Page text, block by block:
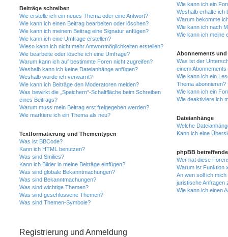
Beiträge schreiben
Wie erstelle ich ein neues Thema oder eine Antwort?
Wie kann ich einen Beitrag bearbeiten oder löschen?
Wie kann ich meinem Beitrag eine Signatur anfügen?
Wie kann ich eine Umfrage erstellen?
Wieso kann ich nicht mehr Antwortmöglichkeiten erstellen?
Wie bearbeite oder lösche ich eine Umfrage?
Warum kann ich auf bestimmte Foren nicht zugreifen?
Weshalb kann ich keine Dateianhänge anfügen?
Weshalb wurde ich verwarnt?
Wie kann ich Beiträge den Moderatoren melden?
Was bewirkt die „Speichern“-Schaltfläche beim Schreiben
eines Beitrags?
Warum muss mein Beitrag erst freigegeben werden?
Wie markiere ich ein Thema als neu?
Textformatierung und Thementypen
Was ist BBCode?
Kann ich HTML benutzen?
Was sind Smilies?
Kann ich Bilder in meine Beiträge einfügen?
Was sind globale Bekanntmachungen?
Was sind Bekanntmachungen?
Was sind wichtige Themen?
Was sind geschlossene Themen?
Was sind Themen-Symbole?
Wie kann ich ein
Weshalb erhalte ich
Warum bekomme
Wie kann ich nach
Wie kann ich meine
Abonnements und
Was ist der
einem
Wie kann ich ein
Thema abonnieren?
Wie kann ich ein
Wie deaktiviere ich
Dateianhänge
Welche
Kann ich eine
phpBB
Wer hat diese
Warum ist Funktion
An wen soll ich
juristische Anfragen
Wie kann ich einen
Registrierung und Anmeldung